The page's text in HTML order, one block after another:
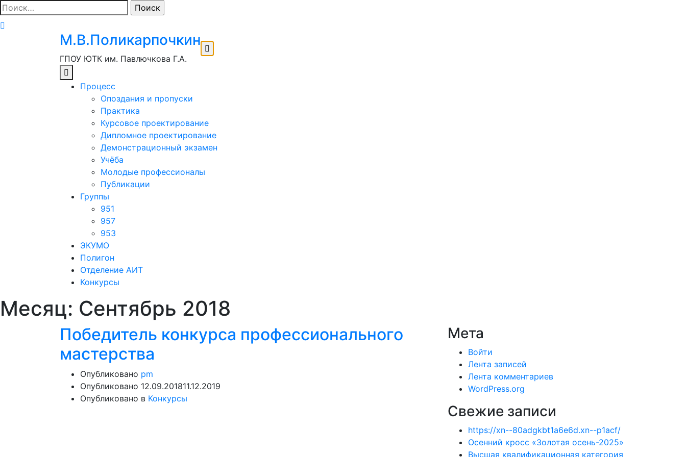
Перейти
к
содержимому
Найти:
М.В.Поликарпочкин
ГПОУ ЮТК им. Павлючкова Г.А.
Процесс
Опоздания и пропуски
Практика
Курсовое проектирование
Дипломное проектирование
Демонстрационный экзамен
Учёба
Молодые профессионалы
Публикации
Группы
951
957
953
ЭКУМО
Полигон
Отделение АИТ
Конкурсы
Месяц: Сентябрь 2018
Победитель конкурса профессионального
мастерства
Опубликовано pm
Опубликовано 12.09.201811.12.2019
Опубликовано в Конкурсы
Мета
Войти
Лента записей
Лента комментариев
WordPress.org
Свежие записи
https://xn--80adgkbt1a6e6d.xn--p1acf/
Осенний кросс «Золотая осень-2025»
Высшая квалификационная категория